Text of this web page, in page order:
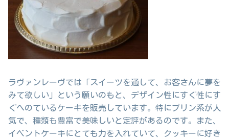
ラヴァンレーヴでは「スイーツを通して、お客さんに夢を
みて欲しい」という願いのもと、デザイン性にすぐ性にす
ぐへのているケーキを販売しています。特にプリン系が人
気で、種類も豊富で美味しいと定評があるのです。また、
イベントケーキにとても力を入れていて、クッキーに好き